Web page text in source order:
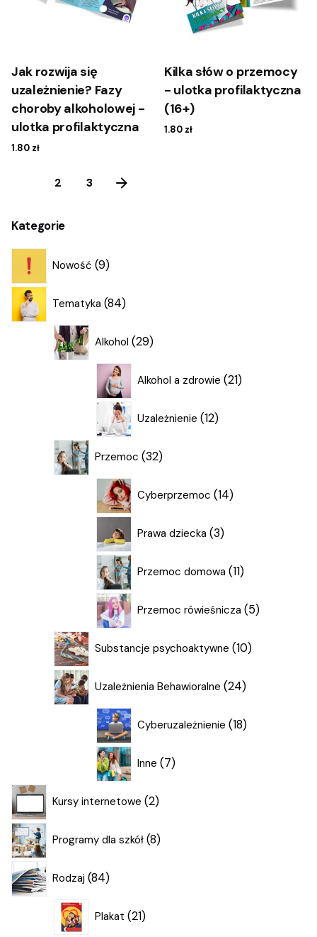
Kategorie
Nowość 9
9
produktów
Tematyka 84
84
produkty
Alkohol 29
29
produktów
Alkohol a zdrowie 21
21
produktów
Uzależnienie 12
12
produktów
Przemoc 32
32
produkty
Cyberprzemoc 14
14
produktów
Prawa dziecka 3
3
produkty
Przemoc domowa 11
11
produktów
Przemoc rówieśnicza 5
5
produktów
Substancje psychoaktywne 10
10
produktów
Uzależnienia Behawioralne 24
24
produkty
Cyberuzależnienie 18
18
produktów
Inne 7
7
produktów
Kursy internetowe 2
2
produkty
Programy dla szkół 8
8
produktów
Rodzaj 84
84
produkty
Plakat 21
21
produktów
Jak rozwija się
uzależnienie? Fazy
choroby alkoholowej -
ulotka profilaktyczna
1.80 zł
Kilka słów o przemocy
- ulotka profilaktyczna
(16+)
1.80 zł
2 3